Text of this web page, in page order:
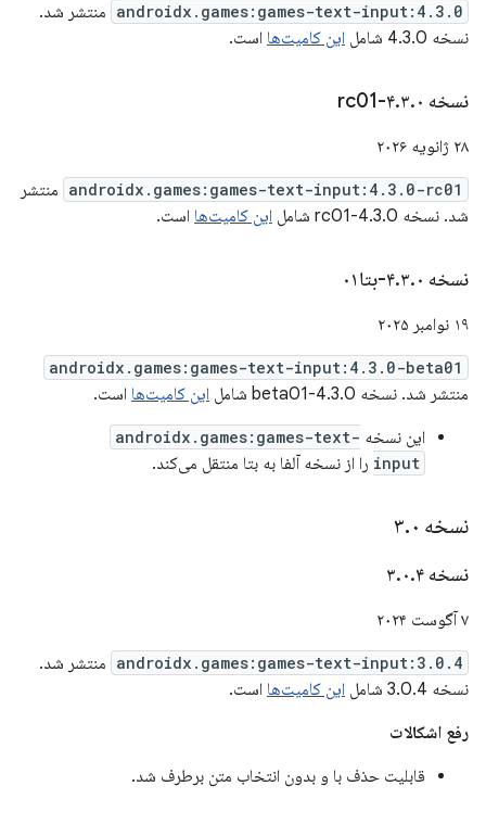
androidx.games:games-text-input:4.3.0 منتشر شد.
نسخه 4.3.0 شامل
این کامیت‌ها است.
نسخه ۴ .۳.۰-rc01
۲۸ ژانویه ۲۰۲۶
androidx.games:games-text-input:4.3.0-rc01 منتشر
شد. نسخه 4.3.0-rc01 شامل
این کامیت‌ها است.
نسخه ۴ .۳.۰-بتا۰۱
۱۹ نوامبر ۲۰۲۵
androidx.games:games-text-input:4.3.0-beta01
منتشر شد. نسخه 4.3.0-beta01 شامل این کامیت‌ها است.
این نسخه androidx.games:games-text-
input را از نسخه آلفا به بتا منتقل می‌کند.
نسخه ۳ .۰
نسخه ۳ .۰.۴
۷ آگوست ۲۰۲۴
androidx.games:games-text-input:3.0.4 منتشر شد.
نسخه 3.0.4 شامل
این کامیت‌ها است.
رفع اشکالات
قابلیت حذف با و بدون انتخاب متن برطرف شد.